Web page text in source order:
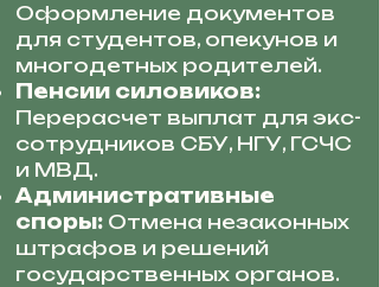
Оформление документов
для студентов, опекунов и
многодетных родителей.
Пенсии силовиков:
Перерасчет выплат для экс-
сотрудников СБУ, НГУ, ГСЧС
и МВД.
Административные
споры: Отмена незаконных
штрафов и решений
государственных органов.